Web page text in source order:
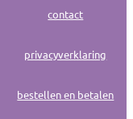
contact
privacyverklaring
bestellen en betalen